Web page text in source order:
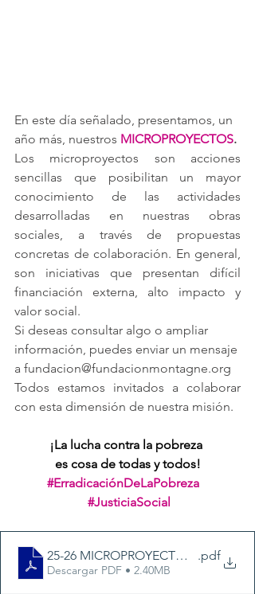
En este día señalado, presentamos, un
año más, nuestros MICROPROYECTOS.
Los microproyectos son acciones
sencillas que posibilitan un mayor
conocimiento de las actividades
desarrolladas en nuestras obras
sociales, a través de propuestas
concretas de colaboración. En general,
son iniciativas que presentan difícil
financiación externa, alto impacto y
valor social.
Si deseas consultar algo o ampliar
información, puedes enviar un mensaje
a fundacion@fundacionmontagne.org
Todos estamos invitados a colaborar
con esta dimensión de nuestra misión.
¡La lucha contra la pobreza
es cosa de todas y todos!
#ErradicaciónDeLaPobreza
#JusticiaSocial
25-26 MICROPROYECTOS .pdf
Descargar PDF • 2.40MB